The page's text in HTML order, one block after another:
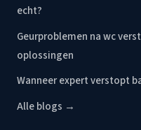
echt?
Geurproblemen na wc
oplossingen
Wanneer expert verstopt
Alle blogs →